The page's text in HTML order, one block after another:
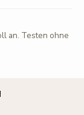
an. Testen ohne